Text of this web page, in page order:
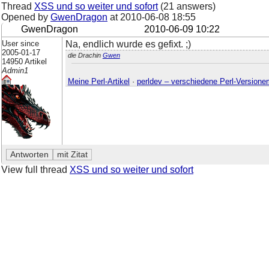
Thread XSS und so weiter und sofort(21 answers)
Opened by GwenDragon at 2010-06-08 18:55
GwenDragon
2010-06-09 10:22
User since
2005-01-17
14950 Artikel
Admin1
Na, endlich wurde es gefixt. ;)
die Drachin Gwen
Meine Perl-Artikel · perldev – verschiedene Perl-
View full thread XSS und so weiter und sofort